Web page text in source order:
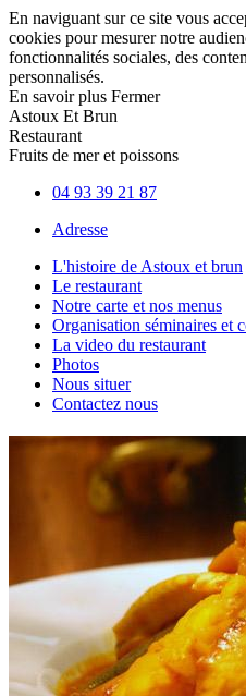
En naviguant sur ce site vous
cookies pour mesurer notre
fonctionnalités sociales, des
personnalisés.
En savoir plus Fermer
Astoux Et Brun
Restaurant
Fruits de mer et poissons
04 93 39 21 87
Adresse
L'histoire de Astoux et brun
Le restaurant
Notre carte et nos menus
Organisation séminaires et
La video du restaurant
Photos
Nous situer
Contactez nous